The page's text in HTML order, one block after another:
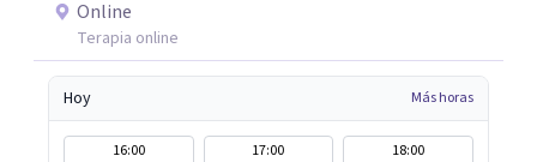
Online
Terapia online
Hoy Más horas
16:00 17:00
18:00